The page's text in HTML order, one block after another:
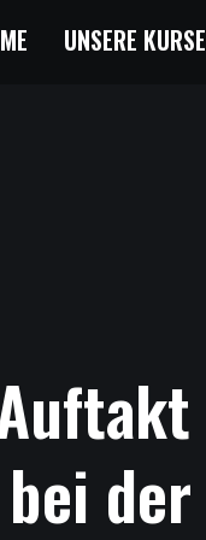
UNSERE KURSE
bei der